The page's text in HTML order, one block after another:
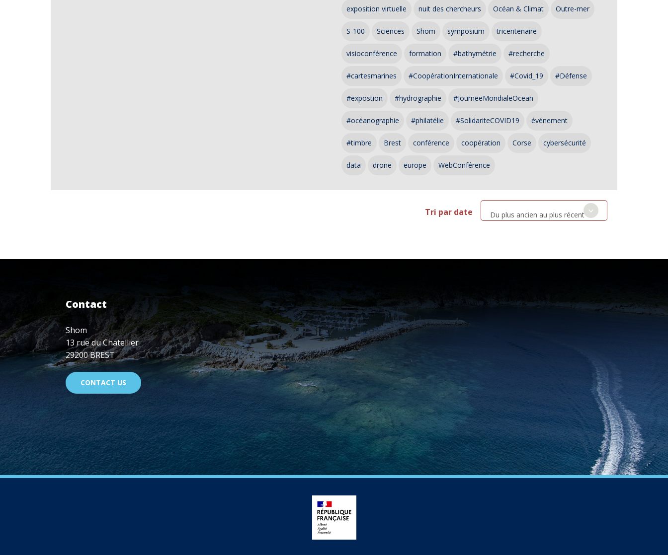
exposition virtuelle nuit des chercheurs Océan & Climat Outre-mer
S-100 Sciences Shom symposium tricentenaire
visioconférence formation #bathymétrie #recherche
#cartesmarines #CoopérationInternationale #Covid_19 #Défense
#expostion #hydrographie #JourneeMondialeOcean
#océanographie #philatélie #SolidariteCOVID19 événement
#timbre Brest conférence coopération Corse cybersécurité
data drone europe WebConférence
Tri par date Du plus ancien au plus récent
Contact
Shom
13 rue du Chatellier
29200 BREST
CONTACT US